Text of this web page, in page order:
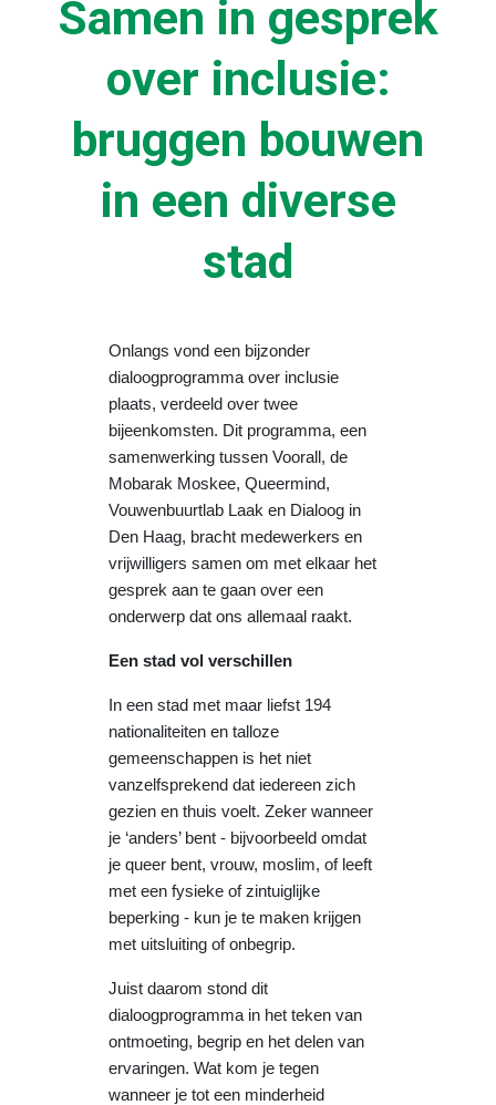
Samen in gesprek
over inclusie:
bruggen bouwen
in een diverse
stad
Onlangs vond een bijzonder
dialoogprogramma over inclusie
plaats, verdeeld over twee
bijeenkomsten. Dit programma, een
samenwerking tussen Voorall, de
Mobarak Moskee, Queermind,
Vouwenbuurtlab Laak en Dialoog in
Den Haag, bracht medewerkers en
vrijwilligers samen om met elkaar het
gesprek aan te gaan over een
onderwerp dat ons allemaal raakt.
Een stad vol verschillen
In een stad met maar liefst 194
nationaliteiten en talloze
gemeenschappen is het niet
vanzelfsprekend dat iedereen zich
gezien en thuis voelt. Zeker wanneer
je ‘anders’ bent - bijvoorbeeld omdat
je queer bent, vrouw, moslim, of leeft
met een fysieke of zintuiglijke
beperking - kun je te maken krijgen
met uitsluiting of onbegrip.
Juist daarom stond dit
dialoogprogramma in het teken van
ontmoeting, begrip en het delen van
ervaringen. Wat kom je tegen
wanneer je tot een minderheid